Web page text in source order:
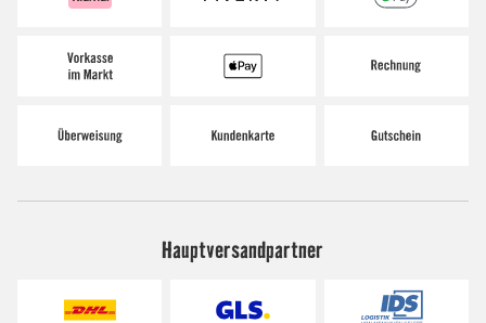
Hauptversandpartner